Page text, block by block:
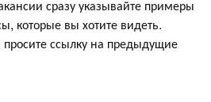
сразу указывайте примеры
которые вы хотите видеть.
ссылку на предыдущие